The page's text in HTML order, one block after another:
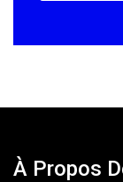
À Propos